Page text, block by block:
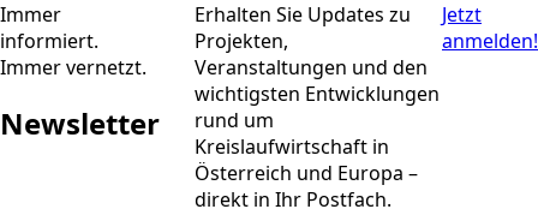
Immer
informiert.
Immer vernetzt.
Newsletter
Erhalten Sie Updates zu
Projekten,
Veranstaltungen und den
wichtigsten Entwicklungen
rund um
Kreislaufwirtschaft in
Österreich und Europa –
direkt in Ihr Postfach.
Jetzt
anmelden!